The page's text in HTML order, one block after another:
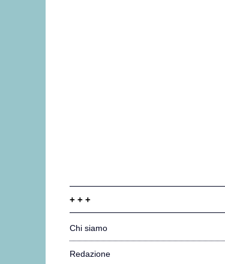
+ + +
Chi siamo
Redazione